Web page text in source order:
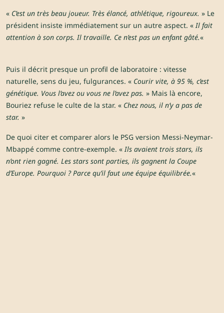
« C’est un très beau joueur. Très élancé, athlétique, rigoureux. » Le
président insiste immédiatement sur un autre aspect. «Il fait
attention à son corps. Il travaille. Ce n’est pas un enfant gâté.«
Puis il décrit presque un profil de laboratoire : vitesse
naturelle, sens du jeu, fulgurances. « Courir vite, à 95 %, c’est
génétique. Vous l’avez ou vous ne l’avez pas. » Mais là encore,
Bouriez refuse le culte de la star. « Chez nous, il n’y a pas de
star. »
De quoi citer et comparer alors le PSG version Messi-Neymar-
Mbappé comme contre-exemple. «Ils avaient trois stars, ils
n’ont rien gagné. Les stars sont parties, ils gagnent la Coupe
d’Europe. Pourquoi ? Parce qu’il faut une équipe équilibrée.«